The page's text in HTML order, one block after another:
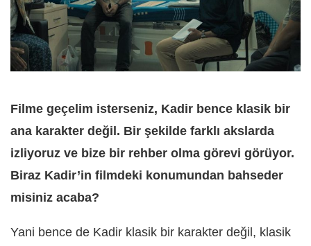
Filme geçelim isterseniz, Kadir bence klasik bir
ana karakter değil. Bir şekilde farklı akslarda
izliyoruz ve bize bir rehber olma görevi görüyor.
Biraz Kadir’in filmdeki konumundan bahseder
misiniz acaba?
Yani bence de Kadir klasik bir karakter değil, klasik